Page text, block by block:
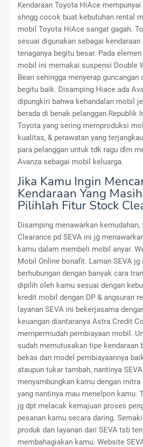
Kendaraan Toyota HiAce
shngg cocok buat kebutuhan rental
mobil Toyota HiAce sangat gagah.
sesuai digunakan sebagai
tenaganya begitu besar. Pada
mobil ini memakai suspensi Double
Bean sehingga menyerap guncangan
begitu baik. Disamping Hiace ada
dipungkiri bahwa kehandalan mobil
berada di benak pelanggan Republik
Toyota yang sering memproduksi
kualitas, & perawatan yang
para pelanggan untuk tdk ragu dlm
Avanza sebagai mobil keluarga.
Jika Kamu Ingin
Kendaraan Yang
Pilihlah Fitur Stock
Disamping menawarkan
Clearance pd SEVA ini jg
kamu dalam membeli mobil anyar.
Mobil Online bonafit. Laman SEVA
berhubungan dengan banyak cara
dipilih oleh kamu sesuai dengan
kredit mobil dengan DP & angsuran
layanan SEVA ini bekerjasama
keuangan diantaranya Astra Credit
mempermudah pembiayaan mobil.
sudah memutusakan tipe kendaraan
bekas dan model pembiayaannya
ataupun tukar tambah, nantinya
menyambungkan kamu dengan
yang nantinya mau menelpon kamu.
jg dpt melacak kemajuan proses
pesanan kamu secara daring.
produk dan layanan dari SEVA tsb
membahagiakan kamu. Website